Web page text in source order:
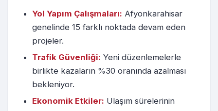
Yol Yapım Çalışmaları: Afyonkarahisar
genelinde 15 farklı noktada devam eden
projeler.
Trafik Güvenliği: Yeni düzenlemelerle
birlikte kazaların %30 oranında azalması
bekleniyor.
Ekonomik Etkiler: Ulaşım sürelerinin